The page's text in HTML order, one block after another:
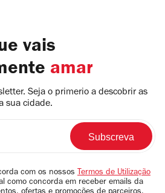
vais
amar
Seja o primerio a descobrir as
sua cidade.
com os nossos Termos de Utilização
como concorda em receber emails da